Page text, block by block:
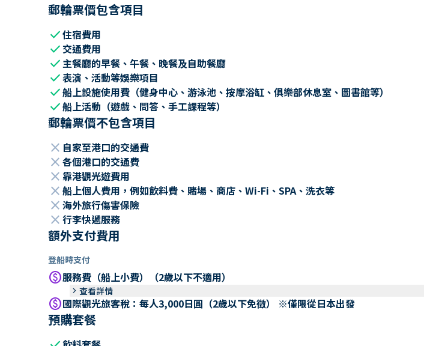
郵輪票價包含項目
check住宿費用
check 交通費用
check主餐廳的早餐、午餐、晚餐及自助餐廳
check表演、活動等娛樂項目
check船上設施使用費（健身中心、游泳池、按摩浴缸、俱樂部休息室、圖書館等）
check船上活動（遊戲、問答、手工課程等）
郵輪票價不包含項目
close 自家至港口的交通費
close 各個港口的交通費
close 靠港觀光遊費用
close 船上個人費用，例如飲料費、賭場、商店、Wi-Fi、SPA、洗衣等
close 海外旅行傷害保險
close 行李快遞服務
額外支付費用
登船時支付
paid服務費（船上小費）（2歲以下不適用）
keyboard_arrow_right 查看詳情
paid國際觀光旅客稅：每人3,000日圓（2歲以下免徵） ※僅限從日本出發
預購套餐